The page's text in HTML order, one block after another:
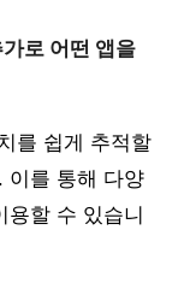
로 어떤 앱을
를 쉽게 추적할
이를 통해 다양
용할 수 있습니